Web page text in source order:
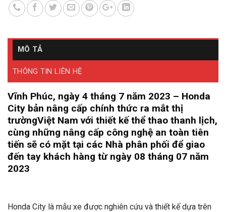
MÔ TẢ
THÔNG TIN LIÊN HỆ
Vĩnh Phúc, ngày 4 tháng 7 năm 2023 – Honda
City bản nâng cấp chính thức ra mắt thị
trườngViệt Nam với thiết kế thể thao thanh lịch,
cùng những nâng cấp công nghệ an toàn tiên
tiến sẽ có mặt tại các Nhà phân phối để giao
đến tay khách hàng từ ngày 08 tháng 07 năm
2023
Honda City là mẫu xe được nghiên cứu và thiết kế dựa trên